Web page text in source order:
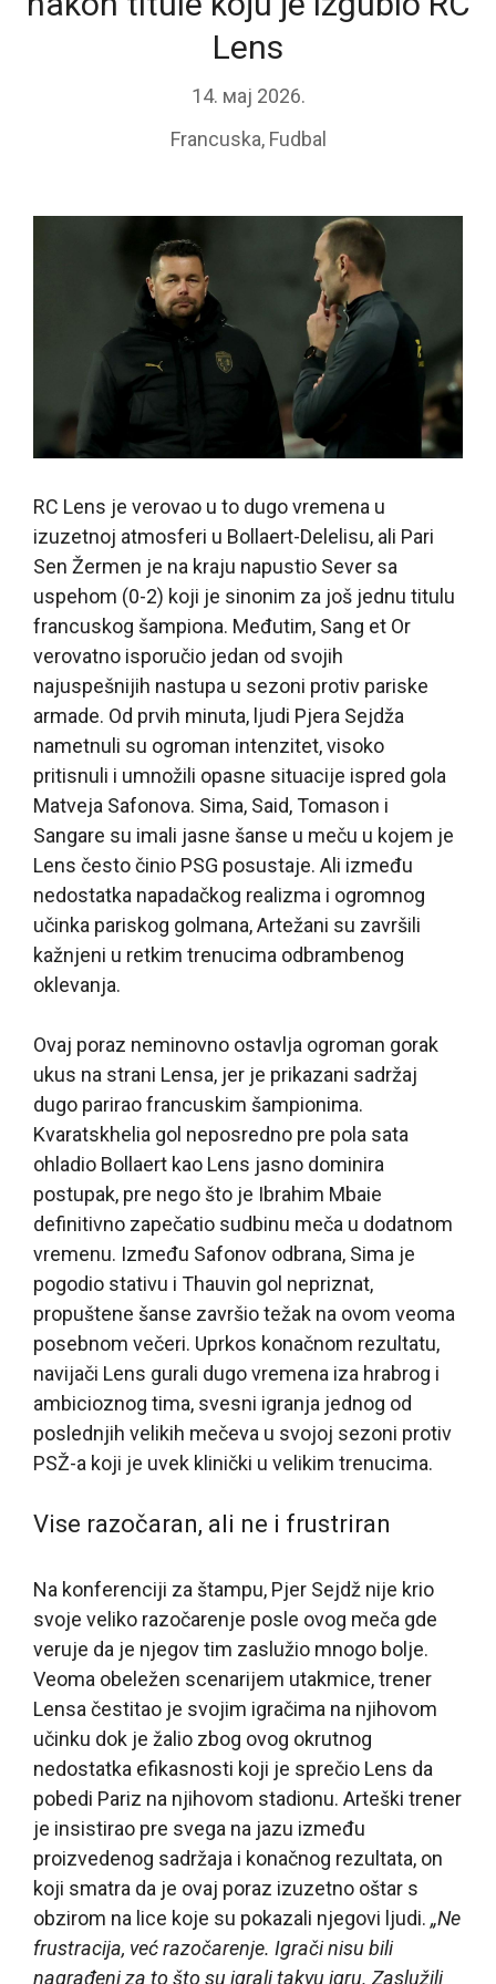
Lens
14. мај 2026.
Francuska, Fudbal
RC Lens je verovao u to dugo vremena u
izuzetnoj atmosferi u Bollaert-Delelisu, ali Pari
Sen Žermen je na kraju napustio Sever sa
uspehom (0-2) koji je sinonim za još jednu titulu
francuskog šampiona. Međutim, Sang et Or
verovatno isporučio jedan od svojih
najuspešnijih nastupa u sezoni protiv pariske
armade. Od prvih minuta, ljudi Pjera Sejdža
nametnuli su ogroman intenzitet, visoko
pritisnuli i umnožili opasne situacije ispred gola
Matveja Safonova. Sima, Said, Tomason i
Sangare su imali jasne šanse u meču u kojem je
Lens često činio PSG posustaje. Ali između
nedostatka napadačkog realizma i ogromnog
učinka pariskog golmana, Artežani su završili
kažnjeni u retkim trenucima odbrambenog
oklevanja.
Ovaj poraz neminovno ostavlja ogroman gorak
ukus na strani Lensa, jer je prikazani sadržaj
dugo parirao francuskim šampionima.
Kvaratskhelia gol neposredno pre pola sata
ohladio Bollaert kao Lens jasno dominira
postupak, pre nego što je Ibrahim Mbaie
definitivno zapečatio sudbinu meča u dodatnom
vremenu. Između Safonov odbrana, Sima je
pogodio stativu i Thauvin gol nepriznat,
propuštene šanse završio težak na ovom veoma
posebnom večeri. Uprkos konačnom rezultatu,
navijači Lens gurali dugo vremena iza hrabrog i
ambicioznog tima, svesni igranja jednog od
poslednjih velikih mečeva u svojoj sezoni protiv
PSŽ-a koji je uvek klinički u velikim trenucima.
Vise razočaran, ali ne i frustriran
Na konferenciji za štampu, Pjer Sejdž nije krio
svoje veliko razočarenje posle ovog meča gde
veruje da je njegov tim zaslužio mnogo bolje.
Veoma obeležen scenarijem utakmice, trener
Lensa čestitao je svojim igračima na njihovom
učinku dok je žalio zbog ovog okrutnog
nedostatka efikasnosti koji je sprečio Lens da
pobedi Pariz na njihovom stadionu. Arteški trener
je insistirao pre svega na jazu između
proizvedenog sadržaja i konačnog rezultata, on
koji smatra da je ovaj poraz izuzetno oštar s
obzirom na lice koje su pokazali njegovi ljudi. „Ne
frustracija, već razočarenje. Igrači nisu bili
nagrađeni za to što su igrali takvu igru. Zaslužili